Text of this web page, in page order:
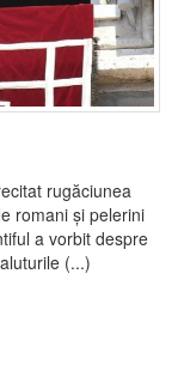
rugăciunea
romani și pelerini
a vorbit despre
(...)